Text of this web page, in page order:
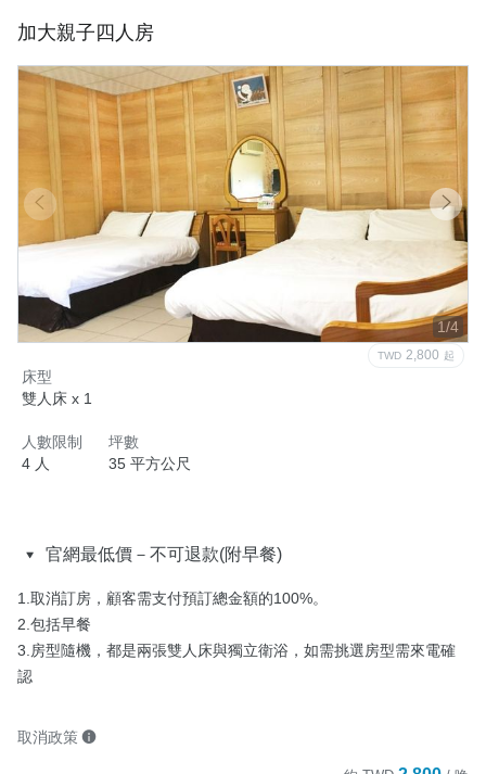
加大親子四人房
1/4
TWD 2,800 起
床型
雙人床 x 1
人數限制
4 人
坪數
35 平方公尺
官網最低價－不可退款(附早餐)
1.取消訂房，顧客需支付預訂總金額的100%。
2.包括早餐
3.房型隨機，都是兩張雙人床與獨立衛浴，如需挑選房型需來電確
認
取消政策